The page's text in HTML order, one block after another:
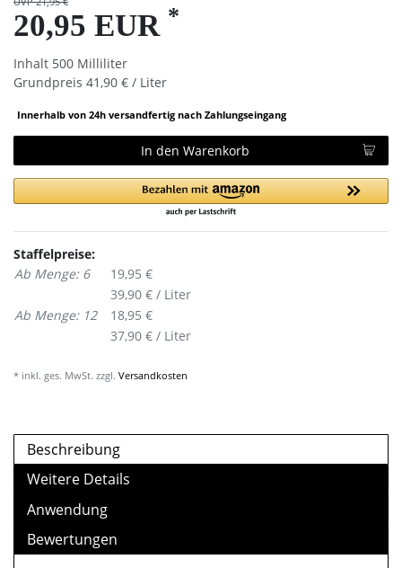
20,95 EUR *
Inhalt 500 Milliliter
Grundpreis 41,90 € / Liter
Innerhalb von 24h versandfertig nach Zahlungseingang
In den Warenkorb
Staffelpreise:
Ab Menge: 6
19,95 €
39,90 € / Liter
Ab Menge: 12
18,95 €
37,90 € / Liter
* inkl. ges. MwSt. zzgl. Versandkosten
Beschreibung
Weitere Details
Anwendung
Bewertungen